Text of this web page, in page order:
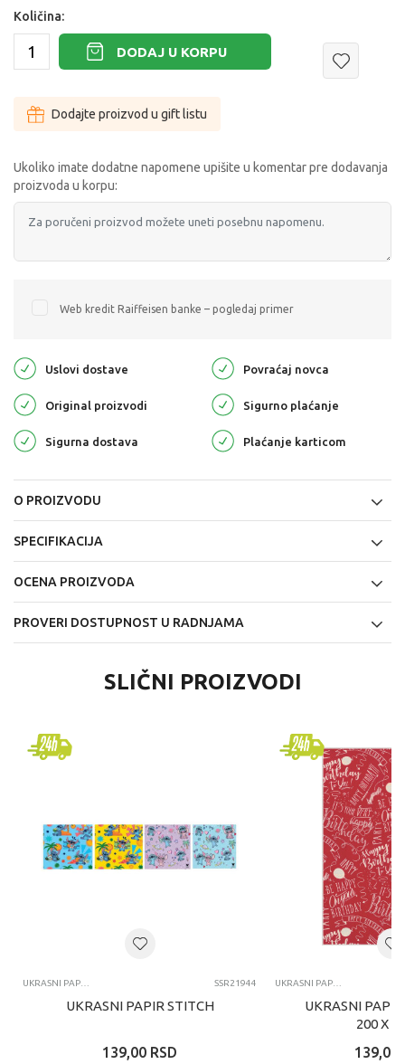
Količina:
DODAJ U KORPU
Dodajte proizvod u gift listu
Ukoliko imate dodatne napomene upišite u komentar pre dodavanja
proizvoda u korpu:
Web kredit Raiffeisen banke – pogledaj primer
Uslovi dostave Povraćaj novca
Original proizvodi Sigurno plaćanje
Sigurna dostava Plaćanje karticom
O PROIZVODU
SPECIFIKACIJA
OCENA PROIZVODA
PROVERI DOSTUPNOST U RADNJAMA
SLIČNI PROIZVODI
UKRASNI PAPIRI SSR21944
UKRASNI PAPIR STITCH
139,00 RSD
UKRASNI PAPIRI
UKRASNI
200 X
139,00